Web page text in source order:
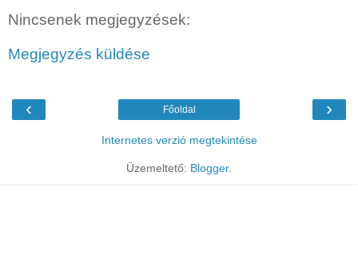
Nincsenek megjegyzések:
Megjegyzés küldése
‹ ›
Főoldal
Internetes verzió megtekintése
Üzemeltető: Blogger.